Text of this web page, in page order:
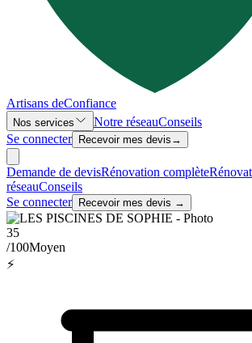
Artisans deConfiance
Nos services Notre réseauConseils
Se connecter
Recevoir mes devis →
Demande de devisRénovation complète
réseauConseils
Se connecter
Recevoir mes devis →
35
/100Moyen
⚡